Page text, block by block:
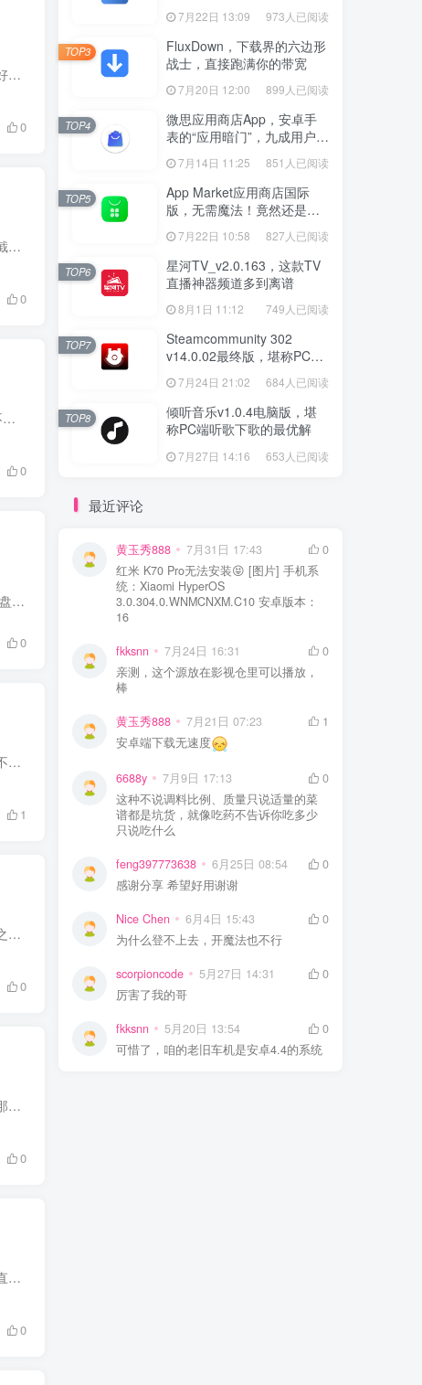
自从文库下载神器—冰点文库下载工具停止更新后，文库下载又成了一大难题，可惜了这么好的一款工具了，不过最近又出来很多解析脚本，也可以非常方便小伙伴下载文库资源。今天，趣哥就给大家分享...
0
我们平时在电脑端的操作，除了最基本的复制、粘贴、安装、卸载外，用的最多的可能就是截图、GIF录制、视频录制、OCR识别这些功能了。 截图的选择工具还是不少的，无论是微信、QQ的截图还是Windo...
0
没错，今天又把B站给搞了。 之前趣哥推荐过很多B站视频的下载工具或插件，不过神器总不嫌多，何况这次的下载工具确实好用。 它不仅支持下载视频，还可以下载直播和漫画，还能选择画质，还能边下...
0
前两天，我见到了一个很奇葩的提问，大概意思是—— 明明现在有那么多在线网站，明明网盘上有那么多资源，为什么还有人会想着劳心劳力下载到本地呢？ 说实话，初看这个提问，可能觉得也没那么奇...
0
我承认，今天这个标题确实很劲爆，小伙伴们看到这个标题，是不是觉得我要大胆开车了，不不不，岛国老师虽然很好看，但我们的重点是「第一时间」。 都 2022 年了，人找信息的效率在信息量剧增的...
1
我们在使用电脑的过程中，经常容易出现C盘爆红，反而其他盘还有大量可用空间的情况。 之所以会这样，主要有两点原因： 一是电脑使用习惯不好，不管什么软件都默认安装在C盘，大文件又喜欢放在桌...
0
很多人都想对自己拍摄的风景、人物照片进行美化加工，获得更美更炫丽的效果。但电脑上那些面向专业摄影师和设计师使用的 PhotoShop、LightRoom 等后期工具又过于复杂。 往往为了一些简单效果，...
0
电脑中有一类软件是我们必装的，以为它确实刚需实用，比如电脑桌面整理软件，之前我一直用的是腾讯的电脑桌面管理。 但是当我今天看到这款软件的时候，我直接卸载了腾讯桌面管理软件，因为它内...
0
7月22日 13:09 973人已阅读
FluxDown，下载界的六边形
战士，直接跑满你的带宽
7月20日 12:00 899人已阅读
TOP3
微思应用商店App，安卓手
表的“应用暗门”，九成用户还
没发现
7月14日 11:25 851人已阅读
TOP4
App Market应用商店国际
版，无需魔法！竟然还是大
厂出品？
7月22日 10:58 827人已阅读
TOP5
星河TV_v2.0.163，这款TV
直播神器频道多到离谱
8月1日 11:12 749人已阅读
TOP6
Steamcommunity 302
v14.0.02最终版，堪称PC玩
家必备的网络工具箱
7月24日 21:02 684人已阅读
TOP7
倾听音乐v1.0.4电脑版，堪
称PC端听歌下歌的最优解
7月27日 14:16 653人已阅读
TOP8
最近评论
黄玉秀888 7月31日 17:43
0
红米 K70 Pro无法安装😝 [图片] 手机系
统：Xiaomi HyperOS
3.0.304.0.WNMCNXM.C10 安卓版本：
16
fkksnn 7月24日 16:31
0
亲测，这个源放在影视仓里可以播放，
棒
黄玉秀888 7月21日 07:23
1
安卓端下载无速度
6688y 7月9日 17:13
0
这种不说调料比例、质量只说适量的菜
谱都是坑货，就像吃药不告诉你吃多少
只说吃什么
feng397773638 6月25日 08:54
0
感谢分享 希望好用谢谢
Nice Chen 6月4日 15:43
0
为什么登不上去，开魔法也不行
scorpioncode 5月27日 14:31
0
厉害了我的哥
fkksnn 5月20日 13:54
0
可惜了，咱的老旧车机是安卓4.4的系统